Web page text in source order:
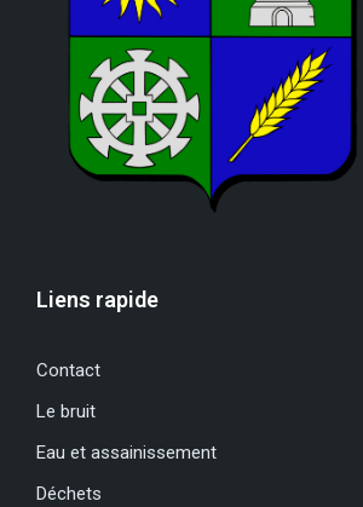
Liens rapide
Contact
Le bruit
Eau et assainissement
Déchets